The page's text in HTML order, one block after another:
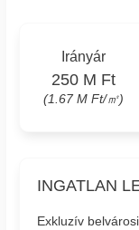
Irányár
250 M Ft
(1.67 M Ft/㎡)
INGATLAN
Exkluzív